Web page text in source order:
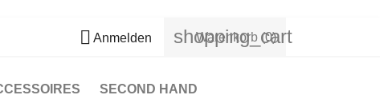
 Anmelden shopping_cart
Warenkorb (0)
SECOND HAND